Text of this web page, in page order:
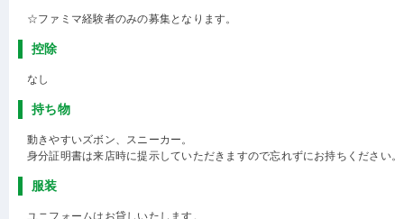
☆ファミマ経験者のみの募集となります。
控除
なし
持ち物
動きやすいズボン、スニーカー。
身分証明書は来店時に提示していただきますので忘れずにお持ちください。
服装
ユニフォームはお貸しいたします。